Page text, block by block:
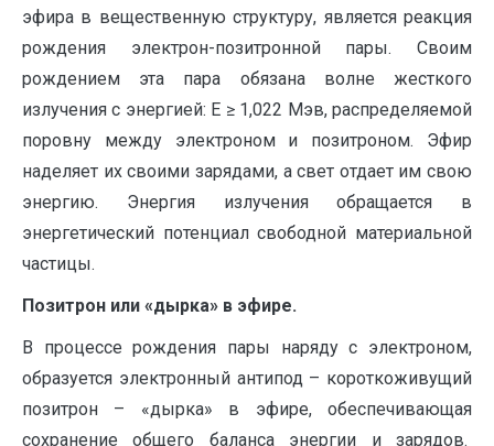
эфира в вещественную структуру, является реакция
рождения электрон-позитронной пары. Своим
рождением эта пара обязана волне жесткого
излучения с энергией: Е ≥ 1,022 Мэв, распределяемой
поровну между электроном и позитроном. Эфир
наделяет их своими зарядами, а свет отдает им свою
энергию. Энергия излучения обращается в
энергетический потенциал свободной материальной
частицы.
Позитрон или «дырка» в эфире.
В процессе рождения пары наряду с электроном,
образуется электронный антипод – короткоживущий
позитрон – «дырка» в эфире, обеспечивающая
сохранение общего баланса энергии и зарядов.